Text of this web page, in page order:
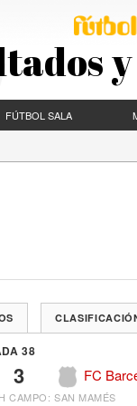
FÚTBOL SALA
38
FC
3
CAMPO: SAN MAMÉS